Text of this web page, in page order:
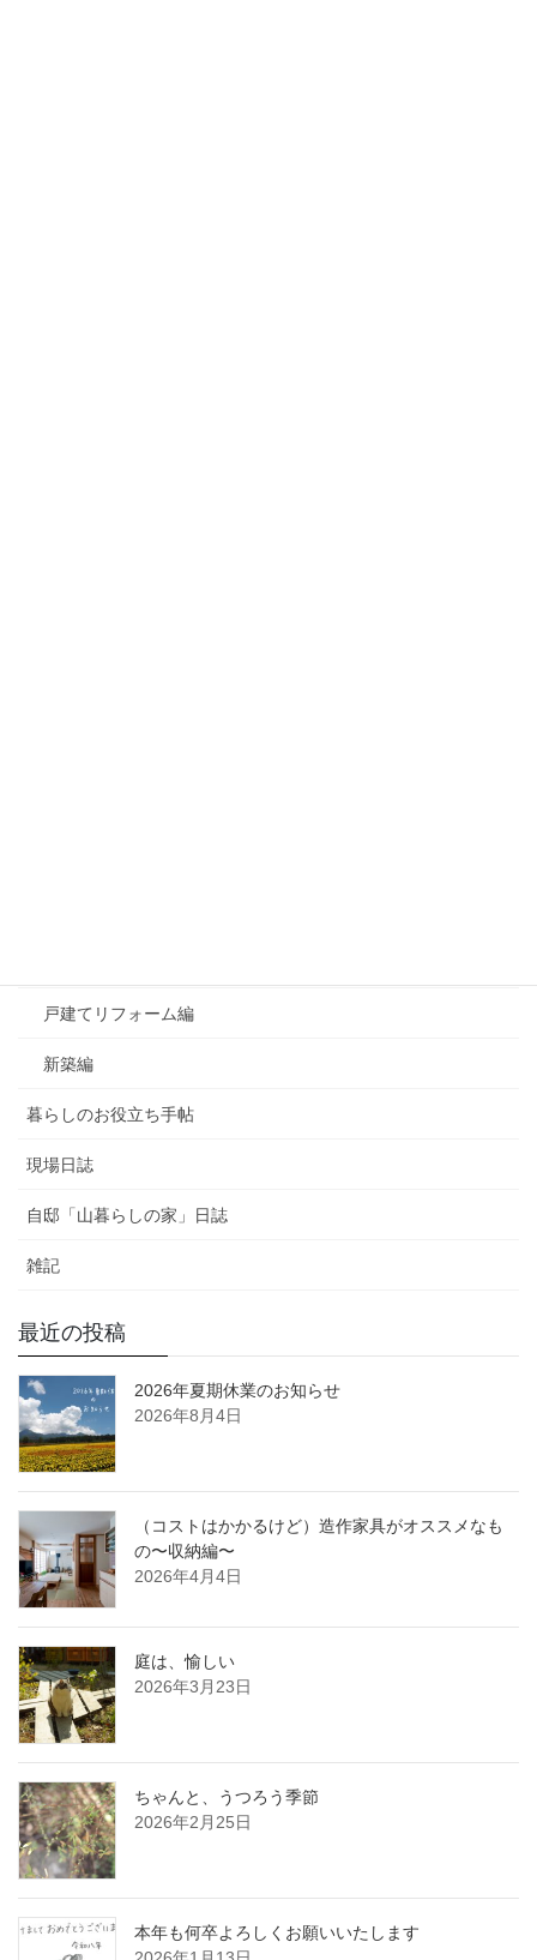
戸建てリフォーム編
新築編
暮らしのお役立ち手帖
現場日誌
自邸「山暮らしの家」日誌
雑記
最近の投稿
2026年夏期休業のお知らせ
2026年8月4日
（コストはかかるけど）造作家具がオススメなも
の〜収納編〜
2026年4月4日
庭は、愉しい
2026年3月23日
ちゃんと、うつろう季節
2026年2月25日
本年も何卒よろしくお願いいたします